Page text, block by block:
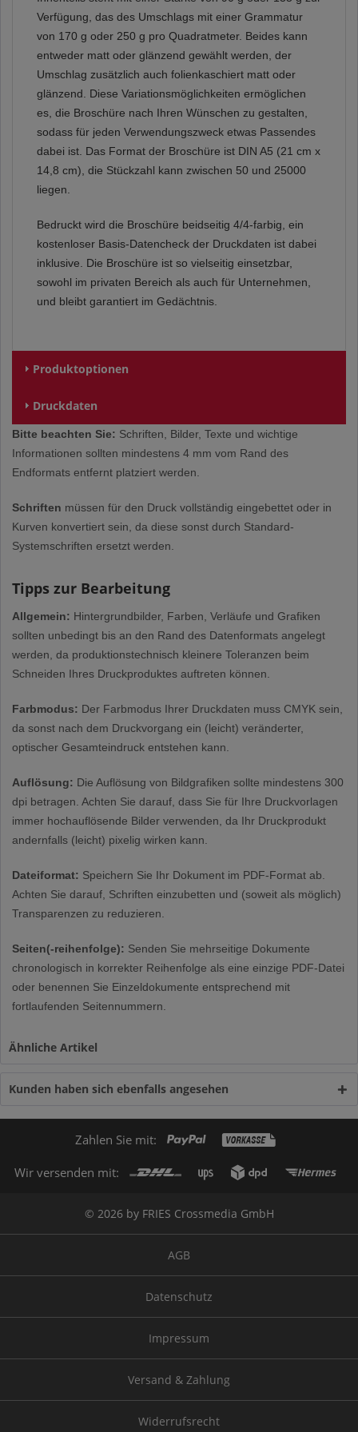
Verfügung, das des Umschlags mit einer Grammatur
von 170 g oder 250 g pro Quadratmeter. Beides kann
entweder matt oder glänzend gewählt werden, der
Umschlag zusätzlich auch folienkaschiert matt oder
glänzend. Diese Variationsmöglichkeiten ermöglichen
es, die Broschüre nach Ihren Wünschen zu gestalten,
sodass für jeden Verwendungszweck etwas Passendes
dabei ist. Das Format der Broschüre ist DIN A5 (21 cm x
14,8 cm), die Stückzahl kann zwischen 50 und 25000
liegen.
Bedruckt wird die Broschüre beidseitig 4/4-farbig, ein
kostenloser Basis-Datencheck der Druckdaten ist dabei
inklusive. Die Broschüre ist so vielseitig einsetzbar,
sowohl im privaten Bereich als auch für Unternehmen,
und bleibt garantiert im Gedächtnis.
Produktoptionen
Druckdaten
Bitte beachten Sie: Schriften, Bilder, Texte und wichtige
Informationen sollten mindestens 4 mm vom Rand des
Endformats entfernt platziert werden.
Schriften müssen für den Druck vollständig eingebettet oder in
Kurven konvertiert sein, da diese sonst durch Standard-
Systemschriften ersetzt werden.
Tipps zur Bearbeitung
Allgemein: Hintergrundbilder, Farben, Verläufe und Grafiken
sollten unbedingt bis an den Rand des Datenformats angelegt
werden, da produktionstechnisch kleinere Toleranzen beim
Schneiden Ihres Druckproduktes auftreten können.
Farbmodus: Der Farbmodus Ihrer Druckdaten muss CMYK sein,
da sonst nach dem Druckvorgang ein (leicht) veränderter,
optischer Gesamteindruck entstehen kann.
Auflösung: Die Auflösung von Bildgrafiken sollte mindestens 300
dpi betragen. Achten Sie darauf, dass Sie für Ihre Druckvorlagen
immer hochauflösende Bilder verwenden, da Ihr Druckprodukt
andernfalls (leicht) pixelig wirken kann.
Dateiformat: Speichern Sie Ihr Dokument im PDF-Format ab.
Achten Sie darauf, Schriften einzubetten und (soweit als möglich)
Transparenzen zu reduzieren.
Seiten(-reihenfolge): Senden Sie mehrseitige Dokumente
chronologisch in korrekter Reihenfolge als eine einzige PDF-Datei
oder benennen Sie Einzeldokumente entsprechend mit
fortlaufenden Seitennummern.
Ähnliche Artikel
Kunden haben sich ebenfalls angesehen
Zahlen Sie mit:
Wir versenden mit:
© 2026 by FRIES Crossmedia GmbH
AGB
Datenschutz
Impressum
Versand & Zahlung
Widerrufsrecht